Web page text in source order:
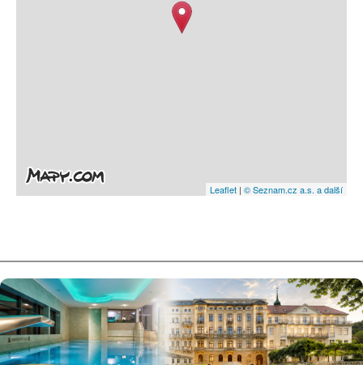
Leaflet | © Seznam.cz a.s. a další